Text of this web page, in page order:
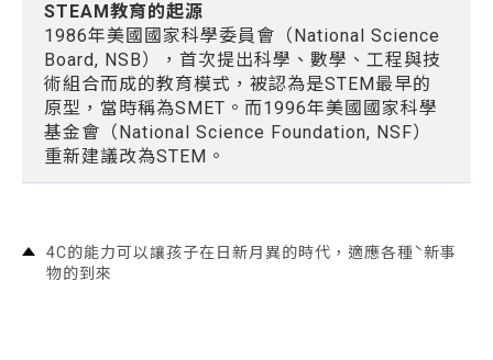
STEAM教育的起源
1986年美國國家科學委員會（National Science
Board, NSB），首次提出科學、數學、工程與技
術組合而成的教育模式，被認為是STEM最早的
原型，當時稱為SMET。而1996年美國國家科學
基金會（National Science Foundation, NSF）
重新建議改為STEM。
4C的能力可以讓孩子在日新月異的時代，適應各種ˋ新事
物的到來